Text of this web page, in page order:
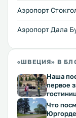
Аэропорт
Аэропорт Дала
«ШВЕЦИЯ» В
Наша
первое
Что